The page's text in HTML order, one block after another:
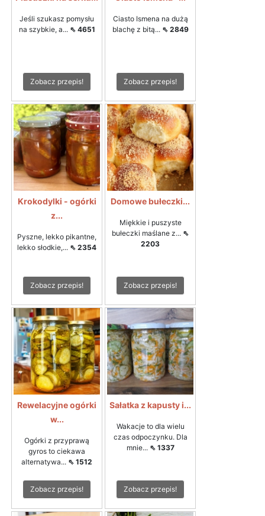
Jeśli szukasz pomysłu
na szybkie, a... ⇖ 4651
Zobacz przepis!
Ciasto Ismena na dużą
blachę z bitą... ⇖ 2849
Zobacz przepis!
Krokodylki - ogórki
z...
Pyszne, lekko pikantne,
lekko słodkie,... ⇖ 2354
Zobacz przepis!
Domowe bułeczki...
Miękkie i puszyste
bułeczki maślane z... ⇖
2203
Zobacz przepis!
Rewelacyjne ogórki
w...
Ogórki z przyprawą
gyros to ciekawa
alternatywa... ⇖ 1512
Zobacz przepis!
Sałatka z kapusty i...
Wakacje to dla wielu
czas odpoczynku. Dla
mnie... ⇖ 1337
Zobacz przepis!